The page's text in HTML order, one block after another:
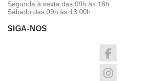
Segunda à sexta das 09h às 18h
Sábado das 09h às 13:00h
SIGA-NOS